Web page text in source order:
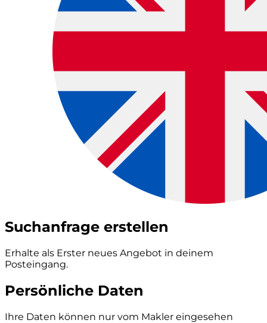
Suchanfrage erstellen
Erhalte als Erster neues Angebot in deinem
Posteingang.
Persönliche Daten
Ihre Daten können nur vom Makler eingesehen